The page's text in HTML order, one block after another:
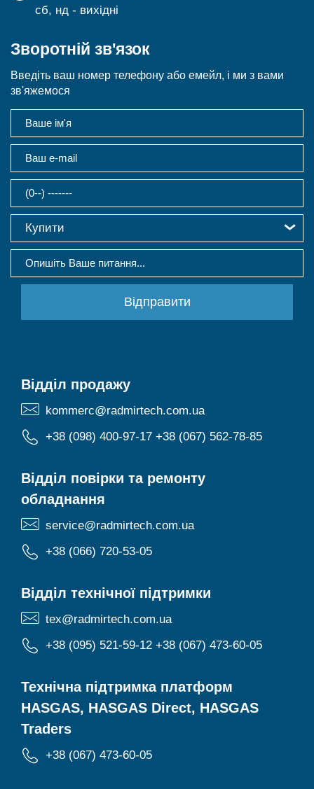
сб, нд - вихідні
Зворотній зв'язок
Введіть ваш номер телефону або емейл, і ми з вами
зв'яжемося
Купити
Відділ продажу
kommerc@radmirtech.com.ua
+38 (098) 400-97-17 +38 (067) 562-78-85
Відділ повірки та ремонту
обладнання
service@radmirtech.com.ua
+38 (066) 720-53-05
Відділ технічної підтримки
tex@radmirtech.com.ua
+38 (095) 521-59-12 +38 (067) 473-60-05
Технічна підтримка платформ
HASGAS, HASGAS Direct, HASGAS
Traders
+38 (067) 473-60-05